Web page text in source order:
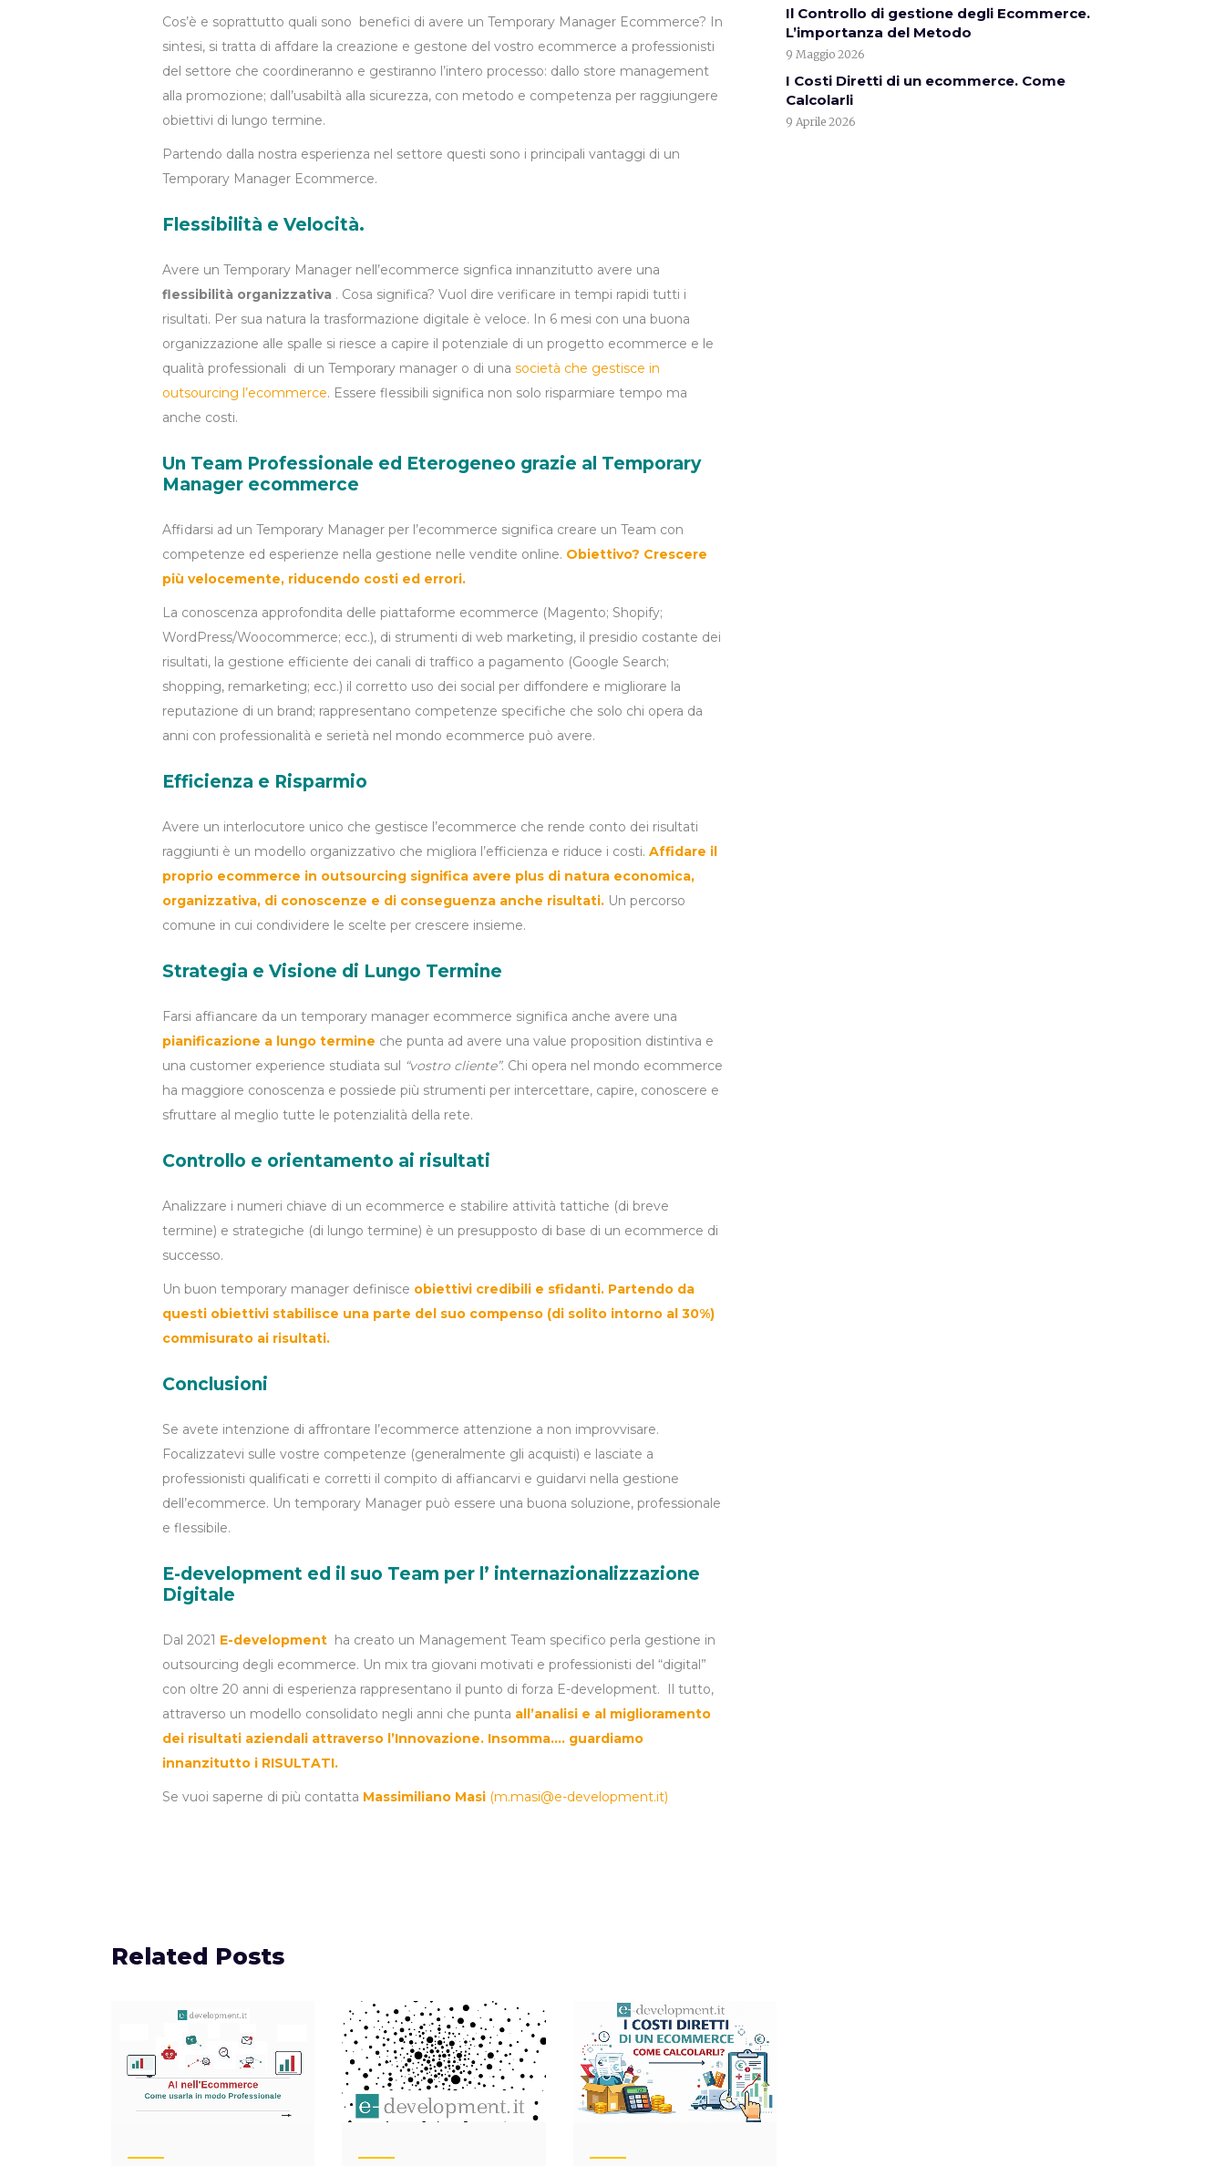
Cos’è e soprattutto quali sono benefici di avere un Temporary Manager Ecommerce? In
sintesi, si tratta di affdare la creazione e gestone del vostro ecommerce a professionisti
del settore che coordineranno e gestiranno l’intero processo: dallo store management
alla promozione; dall’usabiltà alla sicurezza, con metodo e competenza per raggiungere
obiettivi di lungo termine.
Partendo dalla nostra esperienza nel settore questi sono i principali vantaggi di un
Temporary Manager Ecommerce.
Flessibilità e Velocità.
Avere un Temporary Manager nell’ecommerce signfica innanzitutto avere una
flessibilità organizzativa . Cosa significa? Vuol dire verificare in tempi rapidi tutti i
risultati. Per sua natura la trasformazione digitale è veloce. In 6 mesi con una buona
organizzazione alle spalle si riesce a capire il potenziale di un progetto ecommerce e le
qualità professionali di un Temporary manager o di una società che gestisce in
outsourcing l’ecommerce. Essere flessibili significa non solo risparmiare tempo ma
anche costi.
Un Team Professionale ed Eterogeneo grazie al Temporary
Manager ecommerce
Affidarsi ad un Temporary Manager per l’ecommerce significa creare un Team con
competenze ed esperienze nella gestione nelle vendite online. Obiettivo? Crescere
più velocemente, riducendo costi ed errori.
La conoscenza approfondita delle piattaforme ecommerce (Magento; Shopify;
WordPress/Woocommerce; ecc.), di strumenti di web marketing, il presidio costante dei
risultati, la gestione efficiente dei canali di traffico a pagamento (Google Search;
shopping, remarketing; ecc.) il corretto uso dei social per diffondere e migliorare la
reputazione di un brand; rappresentano competenze specifiche che solo chi opera da
anni con professionalità e serietà nel mondo ecommerce può avere.
Efficienza e Risparmio
Avere un interlocutore unico che gestisce l’ecommerce che rende conto dei risultati
raggiunti è un modello organizzativo che migliora l’efficienza e riduce i costi. Affidare il
proprio ecommerce in outsourcing significa avere plus di natura economica,
organizzativa, di conoscenze e di conseguenza anche risultati. Un percorso
comune in cui condividere le scelte per crescere insieme.
Strategia e Visione di Lungo Termine
Farsi affiancare da un temporary manager ecommerce significa anche avere una
pianificazione a lungo termine che punta ad avere una value proposition distintiva e
una customer experience studiata sul “vostro cliente”. Chi opera nel mondo ecommerce
ha maggiore conoscenza e possiede più strumenti per intercettare, capire, conoscere e
sfruttare al meglio tutte le potenzialità della rete.
Controllo e orientamento ai risultati
Analizzare i numeri chiave di un ecommerce e stabilire attività tattiche (di breve
termine) e strategiche (di lungo termine) è un presupposto di base di un ecommerce di
successo.
Un buon temporary manager definisce obiettivi credibili e sfidanti. Partendo da
questi obiettivi stabilisce una parte del suo compenso (di solito intorno al 30%)
commisurato ai risultati.
Conclusioni
Se avete intenzione di affrontare l’ecommerce attenzione a non improvvisare.
Focalizzatevi sulle vostre competenze (generalmente gli acquisti) e lasciate a
professionisti qualificati e corretti il compito di affiancarvi e guidarvi nella gestione
dell’ecommerce. Un temporary Manager può essere una buona soluzione, professionale
e flessibile.
E-development ed il suo Team per l’ internazionalizzazione
Digitale
Dal 2021 E-development ha creato un Management Team specifico perla gestione in
outsourcing degli ecommerce. Un mix tra giovani motivati e professionisti del “digital”
con oltre 20 anni di esperienza rappresentano il punto di forza E-development. Il tutto,
attraverso un modello consolidato negli anni che punta all’analisi e al miglioramento
dei risultati aziendali attraverso l’Innovazione. Insomma…. guardiamo
innanzitutto i RISULTATI.
Se vuoi saperne di più contatta Massimiliano Masi (m.masi@e-development.it)
Related Posts
Il Controllo di gestione degli Ecommerce.
L’importanza del Metodo
9 Maggio 2026
I Costi Diretti di un ecommerce. Come
Calcolarli
9 Aprile 2026